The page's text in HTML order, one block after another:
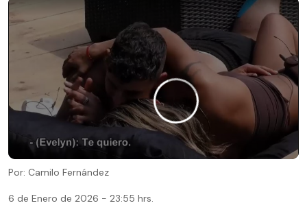
Por: Camilo Fernández
6 de Enero de 2026 - 23:55 hrs.